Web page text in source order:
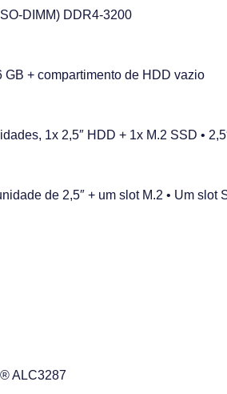
DIMM) DDR4-3200
+ compartimento de HDD vazio
1x 2,5″ HDD + 1x M.2 SSD •
de 2,5″ + um slot M.2 • Um
ALC3287